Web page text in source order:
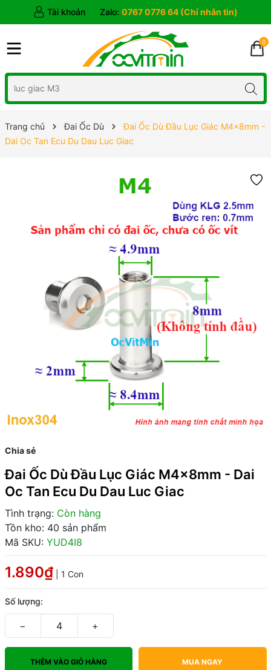
Tài khoản Zalo: 0767 0776 64 (Chỉ nhắn tin)
0
Trang chủ Đai Ốc Dù
Đai Ốc Dù Đầu Lục Giác M4x8mm -
Dai Oc Tan Ecu Du Dau Luc Giac
Chia sẻ
Đai Ốc Dù Đầu Lục Giác M4x8mm - Dai
Oc Tan Ecu Du Dau Luc Giac
Tình trạng: Còn hàng
Tồn kho: 40 sản phẩm
Mã SKU: YUD4I8
1.890₫ | 1 Con
Số lượng:
− +
THÊM VÀO GIỎ HÀNG MUA NGAY